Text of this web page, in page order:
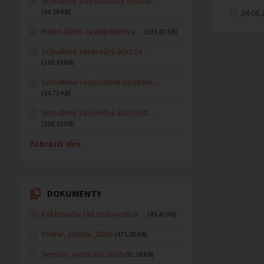
(44.50 KB)
Počet členů zastupitelstva… (231.00 KB)
Schválený závěrečný účet za…
(148.78 KB)
Schválené rozpočtové opatření…
(14.73 KB)
Schválený závěrečný účet DSO…
(106.20 KB)
Zobrazit více
DOKUMENTY
Reklamační řád vodovodu a… (45.40 KB)
Vodné, stočné_2026 (475.06 KB)
Termíny svozu KO 2026 (91.38 KB)